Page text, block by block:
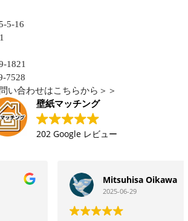
5-16
1821
7528
い合わせはこちらから＞＞
壁紙マッチング
202 Google レビュー
Oikawa